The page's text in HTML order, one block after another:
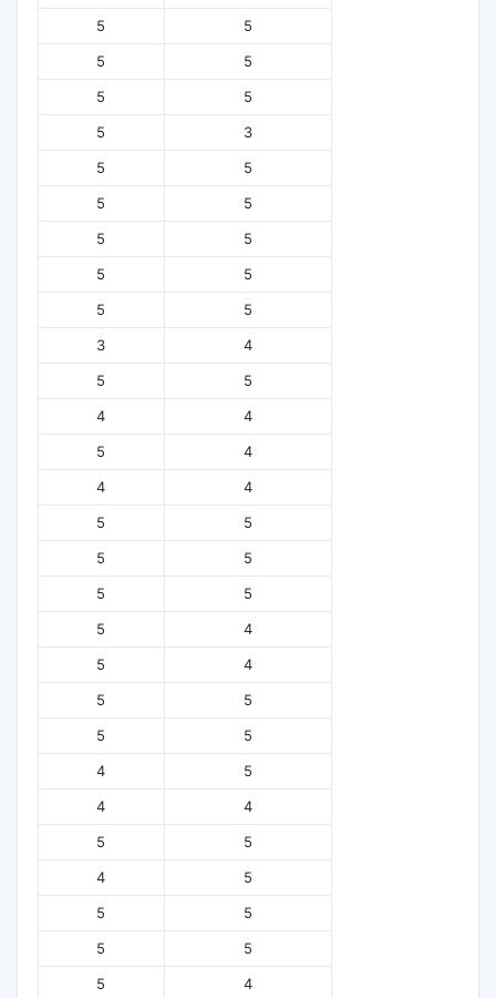
5
5
5
5
5
5
5
3
5
5
5
5
5
5
5
5
5
5
3
4
5
5
4
4
5
4
4
4
5
5
5
5
5
5
5
4
5
4
5
5
5
5
4
5
4
4
5
5
4
5
5
5
5
5
5
4